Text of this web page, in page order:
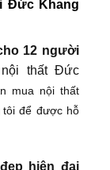
Đức Khang
12 người
thất Đức
mua nội thất
tôi để được hỗ
hiện đại